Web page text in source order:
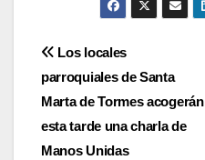
Navegación
de
entradas
Los locales
parroquiales de Santa
Marta de Tormes acogerán
esta tarde una charla de
Manos Unidas